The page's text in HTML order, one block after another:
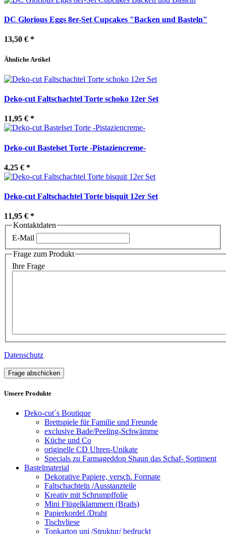
DC Glorious Eggs 8er-Set Cupcakes "Backen und Basteln"
13,50 € *
Ähnliche Artikel
Deko-cut Faltschachtel Torte schoko 12er Set
11,95 € *
Deko-cut Bastelset Torte -Pistaziencreme-
4,25 € *
Deko-cut Faltschachtel Torte bisquit 12er Set
11,95 € *
Kontaktdaten
E-Mail
Frage zum Produkt
Ihre Frage
Datenschutz
Frage abschicken
Unsere Produkte
Deko-cut´s Boutique
Brettspiele für Familie und Freunde
exclusive Bade/Peeling-Schwämme
Küche und Co
originelle CD Uhren-Unikate
Specials zu Farmageddon Shaun das Schaf- Sortiment
Bastelmaterial
Dekorative Papiere, versch. Formate
Faltschachteln /Ausstanzteile
Kreativ mit Schrumpffolie
Mini Flügelklammern (Brads)
Papierkordel /Draht
Tischvliese
Tonkarton uni /Struktur/ bedruckt